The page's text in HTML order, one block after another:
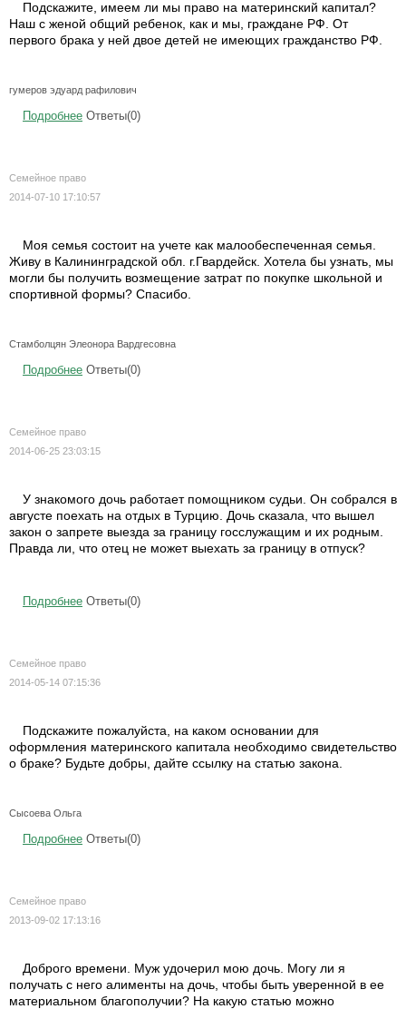
Подскажите, имеем ли мы право на материнский капитал?
Наш с женой общий ребенок, как и мы, граждане РФ. От
первого брака у ней двое детей не имеющих гражданство РФ.
гумеров эдуард рафилович
Подробнее Ответы(0)
Семейное право
2014-07-10 17:10:57
Моя семья состоит на учете как малообеспеченная семья.
Живу в Калининградской обл. г.Гвардейск. Хотела бы узнать, мы
могли бы получить возмещение затрат по покупке школьной и
спортивной формы? Спасибо.
Стамболцян Элеонора Вардгесовна
Подробнее Ответы(0)
Семейное право
2014-06-25 23:03:15
У знакомого дочь работает помощником судьи. Он собрался в
августе поехать на отдых в Турцию. Дочь сказала, что вышел
закон о запрете выезда за границу госслужащим и их родным.
Правда ли, что отец не может выехать за границу в отпуск?
Подробнее Ответы(0)
Семейное право
2014-05-14 07:15:36
Подскажите пожалуйста, на каком основании для
оформления материнского капитала необходимо свидетельство
о браке? Будьте добры, дайте ссылку на статью закона.
Сысоева Ольга
Подробнее Ответы(0)
Семейное право
2013-09-02 17:13:16
Доброго времени. Муж удочерил мою дочь. Могу ли я
получать с него алименты на дочь, чтобы быть уверенной в ее
материальном благополучии? На какую статью можно